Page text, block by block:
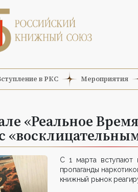
в РКС Мероприятия
«Реальное
С 1 марта вступают
пропаганды
книжный рынок